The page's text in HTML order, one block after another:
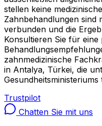
stellen keine
Zahnbehandlungen sind
verbunden und die
Konsultieren Sie für
zahnmedizinische
in Antalya, Türkei, die
Gesundheitsministeriums
Trustpilot
Chatten Sie mit uns